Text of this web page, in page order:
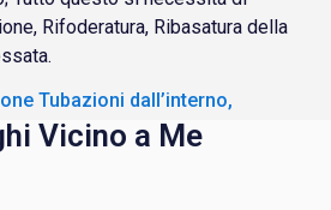
Rifoderatura, Ribasatura della
Tubazioni dall’interno,
Vicino a Me